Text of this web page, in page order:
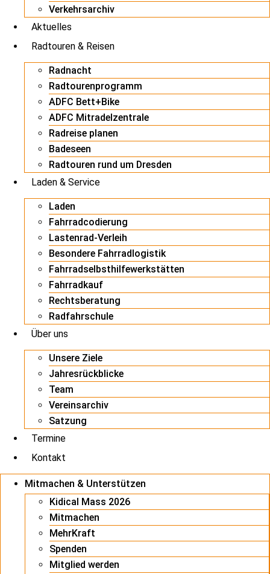
Verkehrsarchiv
Aktuelles
Radtouren & Reisen
Radnacht
Radtourenprogramm
ADFC Bett+Bike
ADFC Mitradelzentrale
Radreise planen
Badeseen
Radtouren rund um Dresden
Laden & Service
Laden
Fahrradcodierung
Lastenrad-Verleih
Besondere Fahrradlogistik
Fahrradselbsthilfewerkstätten
Fahrradkauf
Rechtsberatung
Radfahrschule
Über uns
Unsere Ziele
Jahresrückblicke
Team
Vereinsarchiv
Satzung
Termine
Kontakt
Mitmachen & Unterstützen
Kidical Mass 2026
Mitmachen
MehrKraft
Spenden
Mitglied werden